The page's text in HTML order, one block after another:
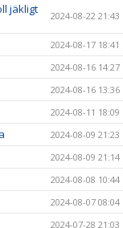
jäkligt
2024-08-22 21:43
2024-08-17 18:41
2024-08-16 14:27
2024-08-16 13:36
2024-08-11 18:09
2024-08-09 21:23
2024-08-09 21:14
2024-08-08 10:44
2024-08-07 08:04
2024-07-28 21:03